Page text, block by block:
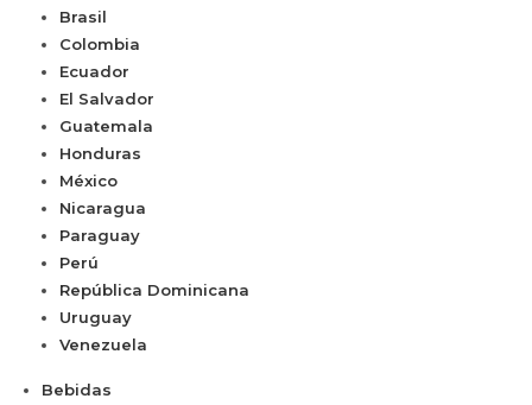
Brasil
Colombia
Ecuador
El Salvador
Guatemala
Honduras
México
Nicaragua
Paraguay
Perú
República Dominicana
Uruguay
Venezuela
Bebidas